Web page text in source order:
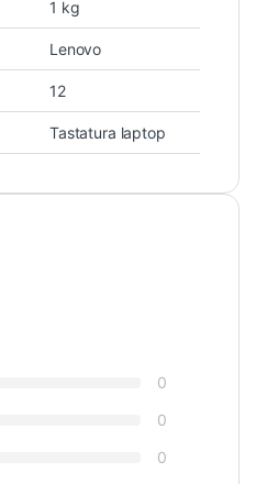
1 kg
Lenovo
12
Tastatura laptop
0
0
0